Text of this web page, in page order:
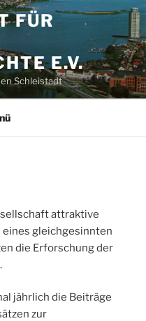
FÜR
E.V.
Schleistadt
attraktive
eines gleichgesinnten
die Erforschung der
jährlich die Beiträge
zur